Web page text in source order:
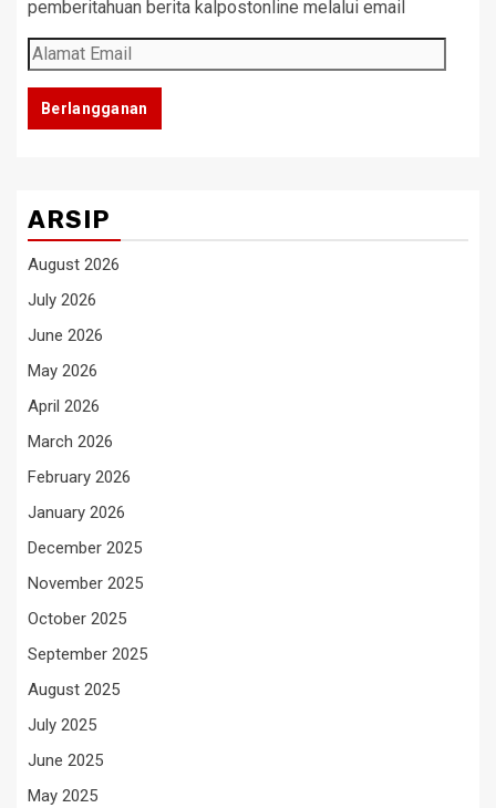
pemberitahuan berita kalpostonline melalui email
Alamat
Email
Berlangganan
ARSIP
August 2026
July 2026
June 2026
May 2026
April 2026
March 2026
February 2026
January 2026
December 2025
November 2025
October 2025
September 2025
August 2025
July 2025
June 2025
May 2025